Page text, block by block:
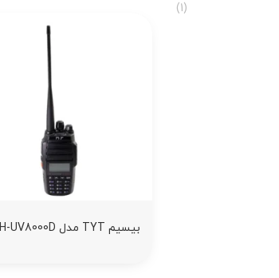
(1)
بیسیم TYT مدل TH-UV8000D